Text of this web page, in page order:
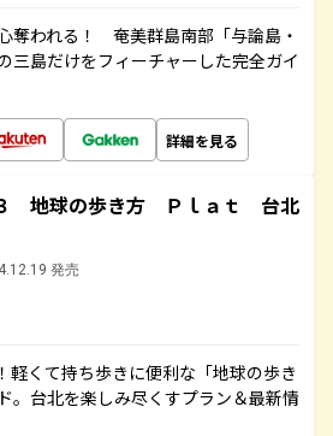
奪われる！ 奄美群島南部「与論島・
三島だけをフィーチャーした完全ガイ
詳細を見る
地球の歩き方 Ｐｌａｔ 台北
発売
軽くて持ち歩きに便利な「地球の歩き
。台北を楽しみ尽くすプラン＆最新情